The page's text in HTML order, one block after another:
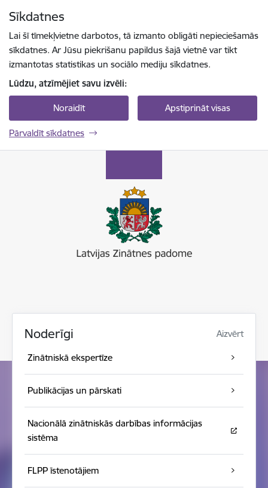
Sīkdatnes
Lai šī tīmekļvietne darbotos, tā izmanto obligāti nepieciešamās
sīkdatnes. Ar Jūsu piekrišanu papildus šajā vietnē var tikt
izmantotas statistikas un sociālo mediju sīkdatnes.
Lūdzu, atzīmējiet savu izvēli:
Noraidīt Apstiprināt visas
Pārvaldīt sīkdatnes
Noderīgi Aizvērt
Zinātniskā ekspertīze
Publikācijas un pārskati
Nacionālā zinātniskās darbības informācijas
sistēma
FLPP īstenotājiem